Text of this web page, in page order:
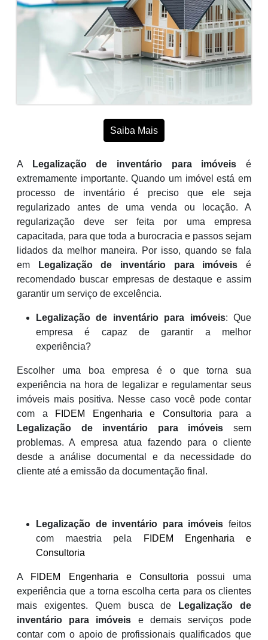
A Legalização de inventário para imóveis é
extremamente importante. Quando um imóvel está em
processo de inventário é preciso que ele seja
regularizado antes de uma venda ou locação. A
regularização deve ser feita por uma empresa
capacitada, para que toda a burocracia e passos sejam
lidados da melhor maneira. Por isso, quando se fala
em
Legalização de inventário para imóveis é
recomendado buscar empresas de destaque e assim
garantir um serviço de excelência.
Legalização de inventário para imóveis: Que
empresa é capaz de garantir a melhor
experiência?
Escolher uma boa empresa é o que torna sua
experiência na hora de legalizar e regulamentar seus
imóveis mais positiva. Nesse caso você pode contar
com a
FIDEM Engenharia e Consultoria para a
Legalização de inventário para imóveis sem
problemas. A empresa atua fazendo para o cliente
desde a análise documental e da necessidade do
cliente até a emissão da documentação final.
Saiba Mais
Legalização de inventário para imóveis feitos
com maestria pela
FIDEM Engenharia e
Consultoria
A FIDEM Engenharia e Consultoria possui uma
experiência que a torna escolha certa para os clientes
mais exigentes. Quem busca de
Legalização de
inventário para imóveis e demais serviços pode
contar com o apoio de profissionais qualificados que